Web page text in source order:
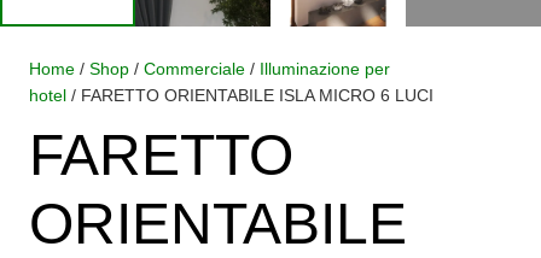
Home / Shop / Commerciale / Illuminazione per
hotel / FARETTO ORIENTABILE ISLA MICRO 6 LUCI
FARETTO
ORIENTABILE